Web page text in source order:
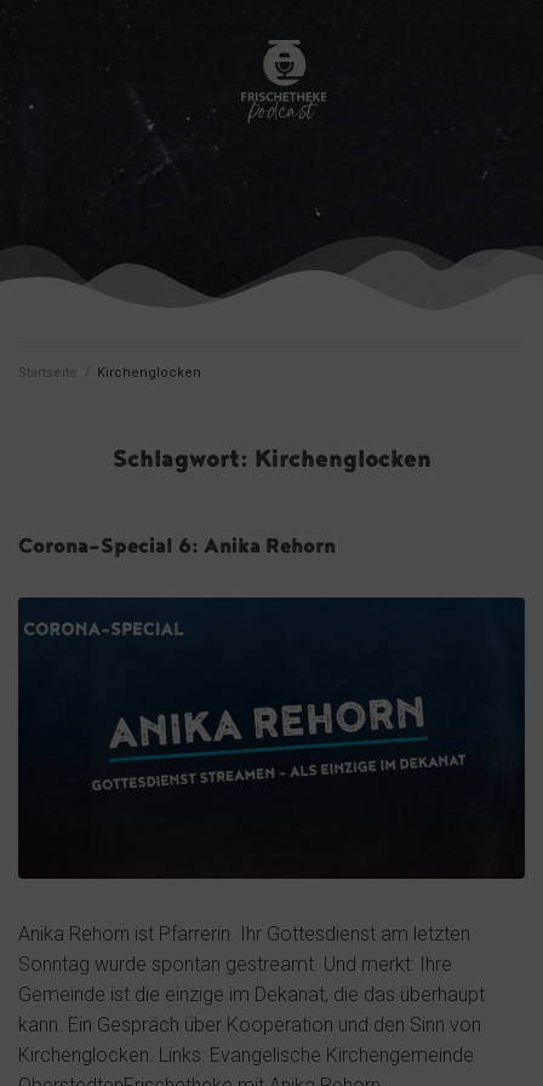
Startseite Kirchenglocken
Schlagwort: Kirchenglocken
Corona-Special 6: Anika Rehorn
Anika Rehorn ist Pfarrerin. Ihr Gottesdienst am letzten
Sonntag wurde spontan gestreamt. Und merkt: Ihre
Gemeinde ist die einzige im Dekanat, die das überhaupt
kann. Ein Gespräch über Kooperation und den Sinn von
Kirchenglocken. Links: Evangelische Kirchengemeinde